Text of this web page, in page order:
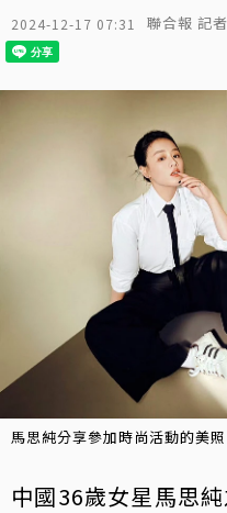
2024-12-17 07:31 聯合報 記
馬思純分享參加時尚活動的美
中國36歲女星馬思